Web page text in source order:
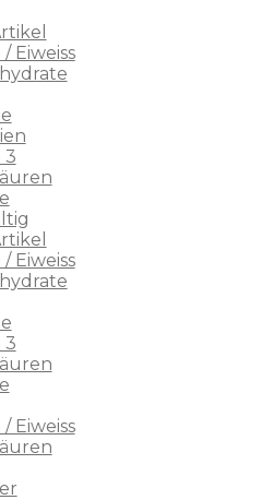
Eiweiss
3
Eiweiss
3
Eiweiss